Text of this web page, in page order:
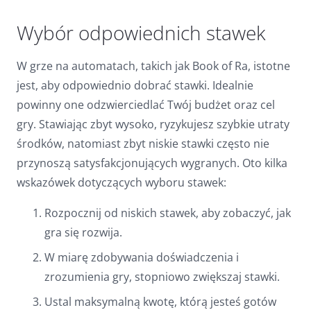
Wybór odpowiednich stawek
W grze na automatach, takich jak Book of Ra, istotne
jest, aby odpowiednio dobrać stawki. Idealnie
powinny one odzwierciedlać Twój budżet oraz cel
gry. Stawiając zbyt wysoko, ryzykujesz szybkie utraty
środków, natomiast zbyt niskie stawki często nie
przynoszą satysfakcjonujących wygranych. Oto kilka
wskazówek dotyczących wyboru stawek:
Rozpocznij od niskich stawek, aby zobaczyć, jak
gra się rozwija.
W miarę zdobywania doświadczenia i
zrozumienia gry, stopniowo zwiększaj stawki.
Ustal maksymalną kwotę, którą jesteś gotów
all
options